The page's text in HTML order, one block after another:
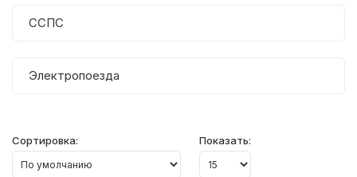
ССПС
Электропоезда
Сортировка: Показать: